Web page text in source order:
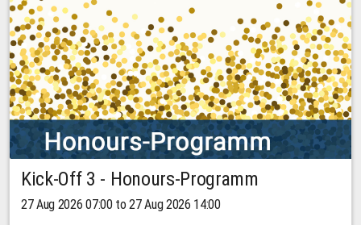
Kick-Off 3 - Honours-Programm
27 Aug 2026 07:00 to 27 Aug 2026 14:00